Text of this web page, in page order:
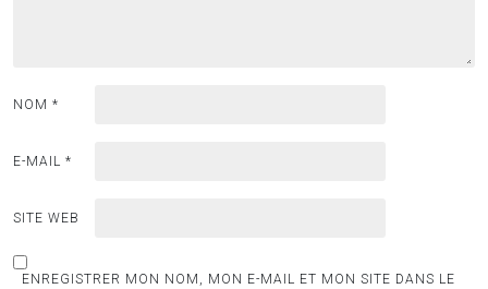
NOM *
E-MAIL *
SITE WEB
ENREGISTRER MON NOM, MON E-MAIL ET MON SITE DANS LE